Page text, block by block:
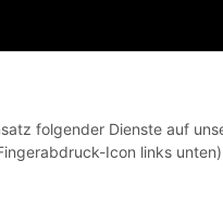
folgender Dienste auf
Icon links